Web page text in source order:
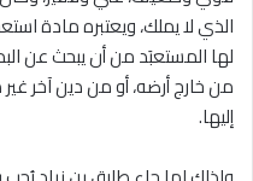
الذي لا يملك، ويعتبره مادة
لها المستعبَد من أن يبحث عن
من خارج أرضه، أو من دين آخر
إليها.